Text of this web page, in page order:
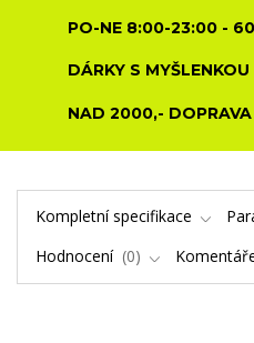
PO-NE 8:00-23:00 -
DÁRKY S
NAD 2000,-
Kompletní specifikace
Hodnocení
0